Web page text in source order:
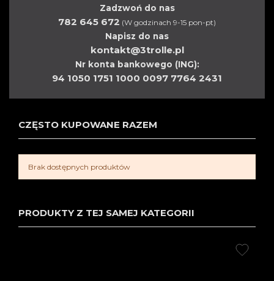
Zadzwoń do nas
782 645 672 (W godzinach 9-15 pon-pt)
Napisz do nas
kontakt@3trolle.pl
Nr konta bankowego (ING):
94 1050 1751 1000 0097 7764 2431
CZĘSTO KUPOWANE RAZEM
Brak dostępnych produktów
PRODUKTY Z TEJ SAMEJ KATEGORII